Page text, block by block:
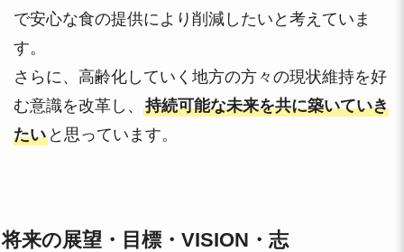
で安心な食の提供により削減したいと考えていま
す。
さらに、高齢化していく地方の方々の現状維持を好
む意識を改革し、持続可能な未来を共に築いていき
たい と思っています。
将来の展望・目標・VISION・志